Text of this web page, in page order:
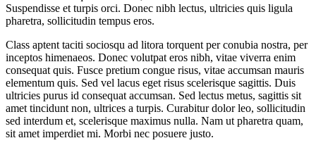
Suspendisse et turpis orci. Donec nibh lectus, ultricies quis ligula
pharetra, sollicitudin tempus eros.
Class aptent taciti sociosqu ad litora torquent per conubia nostra, per
inceptos himenaeos. Donec volutpat eros nibh, vitae viverra enim
consequat quis. Fusce pretium congue risus, vitae accumsan mauris
elementum quis. Sed vel lacus eget risus scelerisque sagittis. Duis
ultricies purus id consequat accumsan. Sed lectus metus, sagittis sit
amet tincidunt non, ultrices a turpis. Curabitur dolor leo, sollicitudin
sed interdum et, scelerisque maximus nulla. Nam ut pharetra quam,
sit amet imperdiet mi. Morbi nec posuere justo.